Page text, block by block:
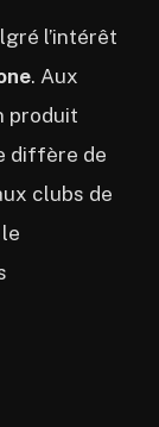
l’intérêt
. Aux
produit
diffère de
clubs de